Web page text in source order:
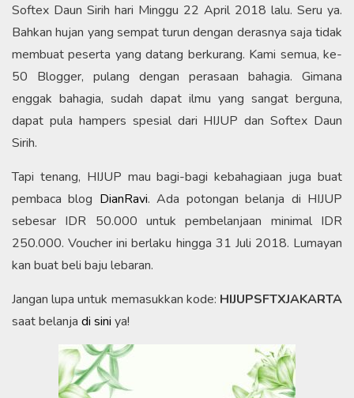
Softex Daun Sirih hari Minggu 22 April 2018 lalu. Seru ya.
Bahkan hujan yang sempat turun dengan derasnya saja tidak
membuat peserta yang datang berkurang. Kami semua, ke-
50 Blogger, pulang dengan perasaan bahagia. Gimana
enggak bahagia, sudah dapat ilmu yang sangat berguna,
dapat pula hampers spesial dari HIJUP dan Softex Daun
Sirih.
Tapi tenang, HIJUP mau bagi-bagi kebahagiaan juga buat
pembaca blog DianRavi. Ada potongan belanja di HIJUP
sebesar IDR 50.000 untuk pembelanjaan minimal IDR
250.000. Voucher ini berlaku hingga 31 Juli 2018. Lumayan
kan buat beli baju lebaran.
Jangan lupa untuk memasukkan kode: HIJUPSFTXJAKARTA
saat belanja di sini ya!